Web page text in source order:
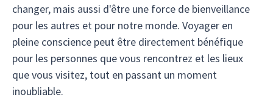
changer, mais aussi d'être une force de bienveillance
pour les autres et pour notre monde. Voyager en
pleine conscience peut être directement bénéfique
pour les personnes que vous rencontrez et les lieux
que vous visitez, tout en passant un moment
inoubliable.